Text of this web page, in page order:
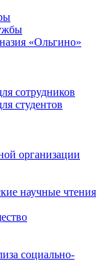
«Ольгино»
сотрудников
студентов
организации
научные чтения
социально-